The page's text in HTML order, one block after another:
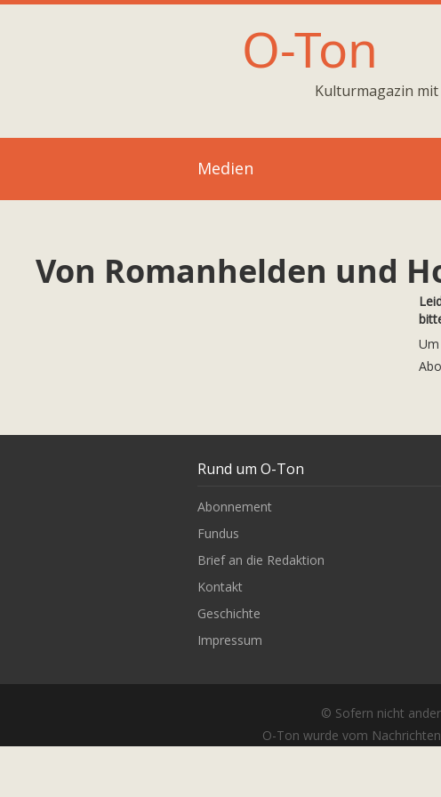
O-Ton
Kulturmagazin
Medien
Von Romanhelden und
© Sofern nicht
O-Ton wurde vom
Rund um O-Ton
Abonnement
Fundus
Brief an die Redaktion
Kontakt
Geschichte
Impressum